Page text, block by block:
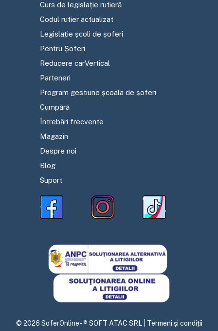
Curs de legislație rutieră
Codul rutier actualizat
Legislație școli de șoferi
Pentru Șoferi
Reducere carVertical
Parteneri
Program gestiune școala de șoferi
Cumpără
Întrebări frecvente
Magazin
Despre noi
Blog
Suport
© 2026 SoferOnline - ® SOFT ATAC SRL | Termeni și condiții